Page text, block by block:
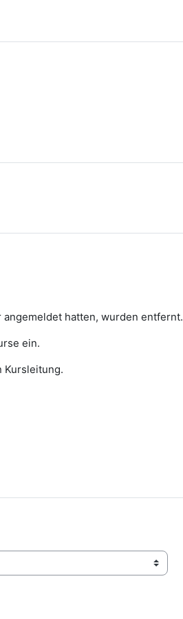
hatten, wurden entfernt.
ein.
Kursleitung.